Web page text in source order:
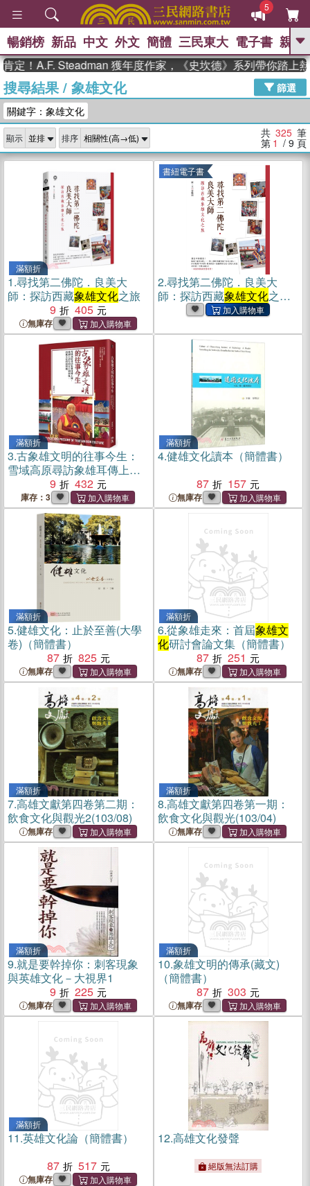
5
GO
The Odyssey 、
父親節 、 花開錦繡 、 暑期推薦 、
女孩：黎曼猜想 、 偉大的迷走神經
、 臺灣漫遊錄
暢銷榜 新品 中文 外文 簡體 三民東大 電子書 親子
Steadman 獲年度作家，《史坎德》系列帶你踏上熱血奇
搜尋結果/ 象雄文化
篩選
關鍵字：象雄文化
顯示 排序 共 325 筆
第 1 / 9 頁
滿額折
1.尋找第二佛陀．良美大
師：探訪西藏象雄文化之旅
9
405
無庫存
書紐電子書
2.尋找第二佛陀．良美大
師：探訪西藏象雄文化之旅
(電子書)
滿額折
3.古象雄文明的往事今生：
雪域高原尋訪象雄耳傳上
師，地圖上消失的古王朝聖
地、西藏文化的根與魄
9 432
庫存：3
滿額折
4.健雄文化讀本（簡體書）
87
157
無庫存
滿額折
5.健雄文化：止於至善(大學
卷)（簡體書）
87
825
無庫存
滿額折
6.從象雄走來：首屆象雄文
化研討會論文集（簡體書）
87
251
無庫存
滿額折
7.高雄文獻第四卷第二期：
飲食文化與觀光2(103/08)
無庫存
滿額折
8.高雄文獻第四卷第一期：
飲食文化與觀光(103/04)
無庫存
滿額折
9.就是要幹掉你：刺客現象
與英雄文化－大視界1
9
225
無庫存
滿額折
10.象雄文明的傳承(藏文)
（簡體書）
87
303
無庫存
滿額折
11.英雄文化論（簡體書）
87
517
無庫存
12.高雄文化發聲
絕版無法訂購